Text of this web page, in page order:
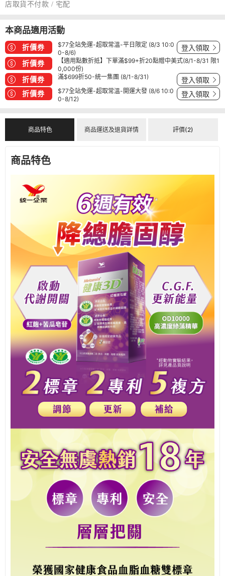
店取貨不付款 / 宅配
本商品適用活動
折價券
$77全站免運-超取常溫-平日限定 (8/3 10:0
0-8/6)
登入領取
折價券
【適用點數折抵】下單滿$99+折20點贈中美式(8/1-8/31 限1
0,000份)
折價券 滿$699折50-統一集團 (8/1-8/31) 登入領取
折價券
$77全站免運-超取常溫-開運大發 (8/6 10:0
0-8/12)
登入領取
商品特色 商品運送及退貨詳情 評價(2)
商品特色